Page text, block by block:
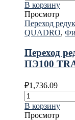
В корзину
Просмотр
Переход
QUADRO,
Переход
ПЭ100
₽1,736.09
В корзину
Просмотр